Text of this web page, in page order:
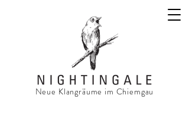
​​Neue Klangräume im Chiemgau